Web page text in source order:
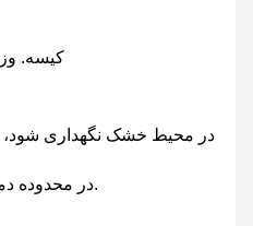
کیسه. وزن خالص
در محیط خشک نگهداری شود،
در محدوده دمایی 0℃-40℃ نگهداری شود.